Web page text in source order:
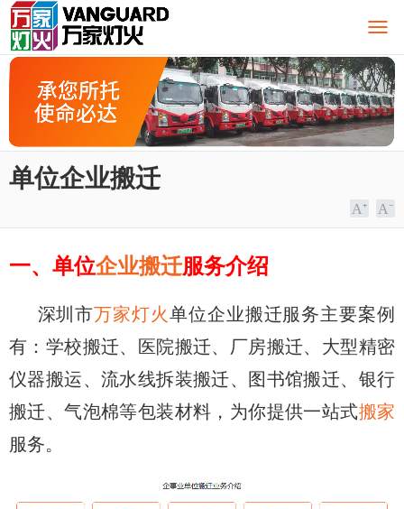
单位企业搬迁
一、单位企业搬迁服务介绍
深圳市万家灯火单位企业搬迁服务主要案例
有：学校搬迁、医院搬迁、厂房搬迁、大型精密
仪器搬运、流水线拆装搬迁、图书馆搬迁、银行
搬迁、气泡棉等包装材料，为你提供一站式搬家
服务。